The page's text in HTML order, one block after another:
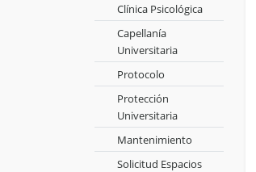
Clínica Psicológica
Capellanía
Universitaria
Protocolo
Protección
Universitaria
Mantenimiento
Solicitud Espacios